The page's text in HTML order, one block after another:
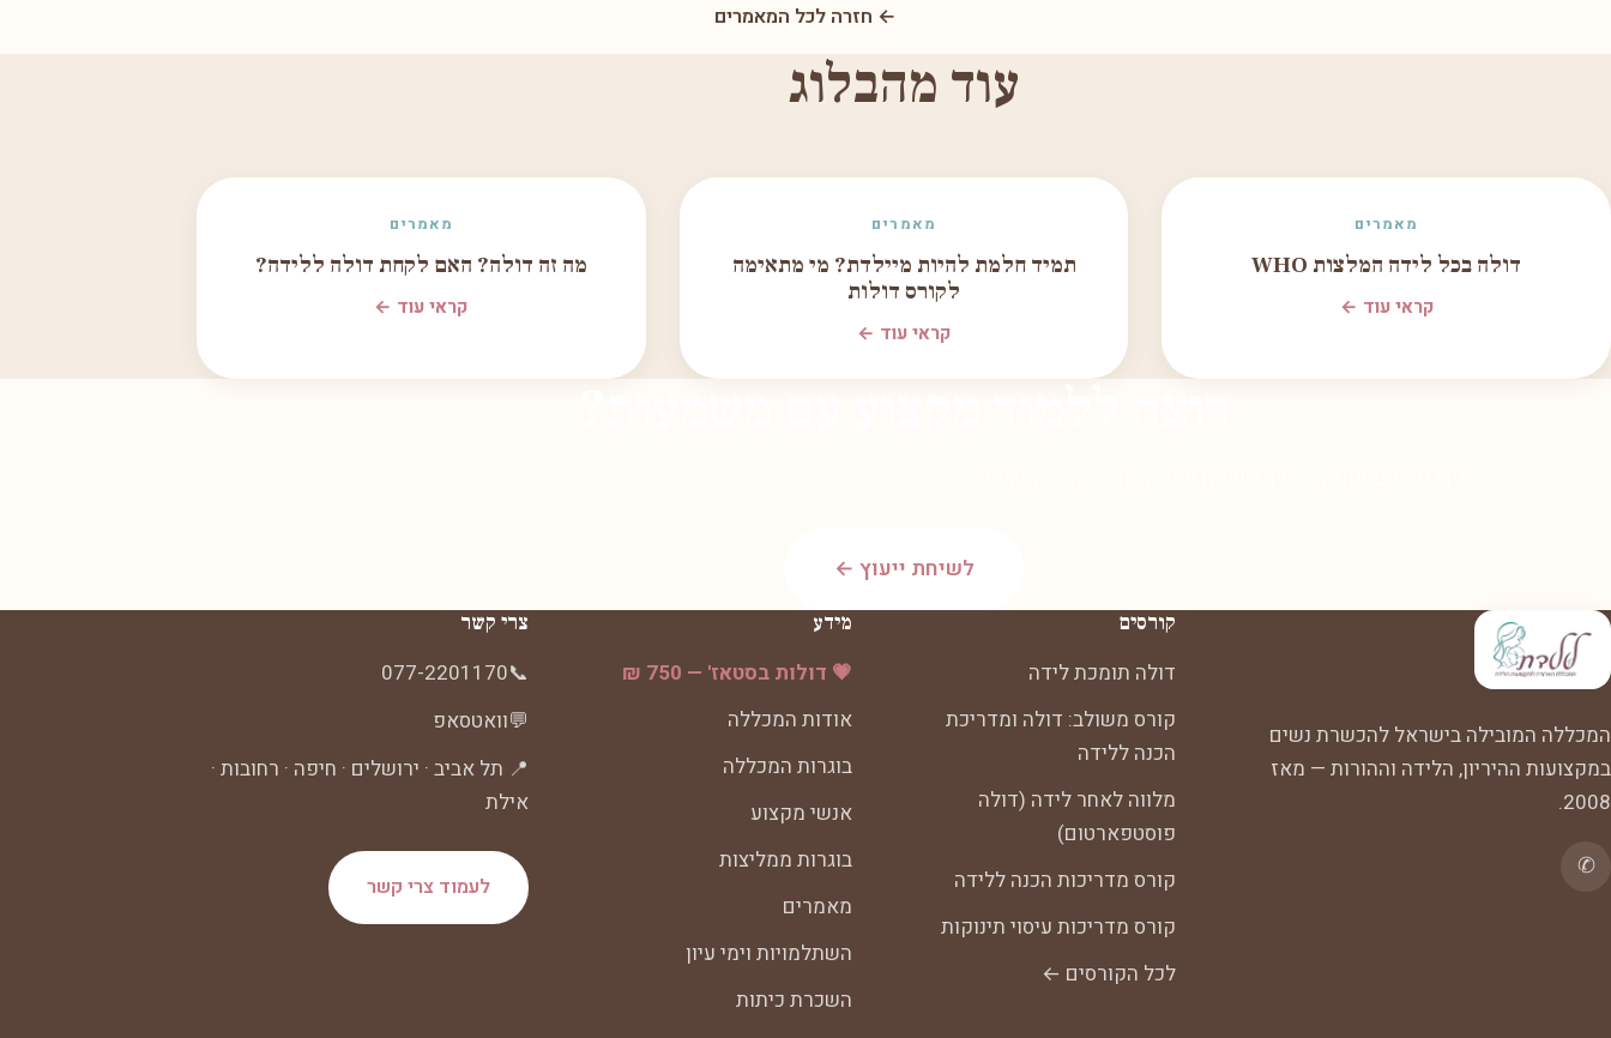
← חזרה לכל המאמרים
עוד מהבלוג
מאמרים
דולה בכל לידה המלצות WHO
קראי עוד ←
מאמרים
תמיד חלמת להיות מיילדת? מי מתאימה
לקורס דולות
קראי עוד ←
מאמרים
מה זה דולה? האם לקחת דולה ללידה?
קראי עוד ←
לשיחת ייעוץ ←
המכללה המובילה בישראל להכשרת נשים
במקצועות ההיריון, הלידה וההורות — מאז
2008.
✆
קורסים
דולה תומכת לידה
קורס משולב: דולה ומדריכת
הכנה ללידה
מלווה לאחר לידה (דולה
פוסטפארטום)
קורס מדריכות הכנה ללידה
קורס מדריכות עיסוי תינוקות
לכל הקורסים ←
מידע
💗 דולות בסטאז' — 750 ₪
אודות המכללה
בוגרות המכללה
אנשי מקצוע
בוגרות ממליצות
מאמרים
השתלמויות וימי עיון
השכרת כיתות
צרי קשר
📞
077-2201170
💬וואטסאפ
📍 תל אביב · ירושלים · חיפה · רחובות ·
אילת
לעמוד צרי קשר